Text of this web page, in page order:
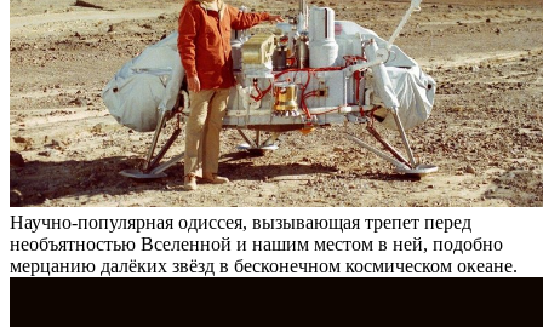
Научно-популярная одиссея, вызывающая трепет перед
необъятностью Вселенной и нашим местом в ней, подобно
мерцанию далёких звёзд в бесконечном космическом океане.